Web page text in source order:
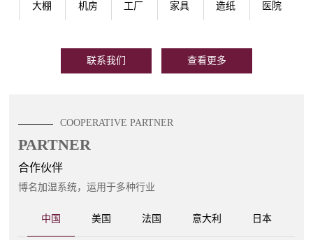
大棚 机房 工厂 家具 造纸 医院
联系我们 查看更多
COOPERATIVE PARTNER
PARTNER
合作伙伴
博名加湿系统，运用于多种行业
中国 美国 法国 意大利 日本